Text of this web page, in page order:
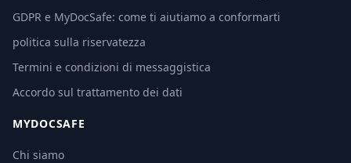
GDPR e MyDocSafe: come ti aiutiamo a conformarti
politica sulla riservatezza
Termini e condizioni di messaggistica
Accordo sul trattamento dei dati
MYDOCSAFE
Chi siamo